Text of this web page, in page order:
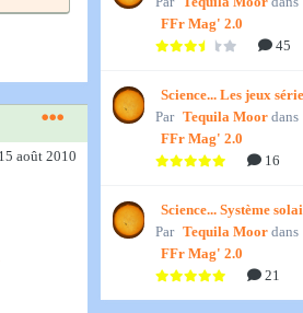
août 2010
FFr Mag' 2.0
45
Science... Les jeux
») par Jedino
Par Tequila Moor dans
FFr Mag' 2.0
16
Science... Système
spatiale, par Jedino
Par Tequila Moor dans
FFr Mag' 2.0
21